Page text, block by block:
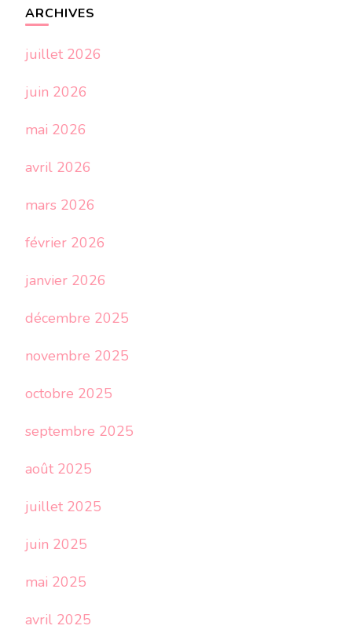
ARCHIVES
juillet 2026
juin 2026
mai 2026
avril 2026
mars 2026
février 2026
janvier 2026
décembre 2025
novembre 2025
octobre 2025
septembre 2025
août 2025
juillet 2025
juin 2025
mai 2025
avril 2025